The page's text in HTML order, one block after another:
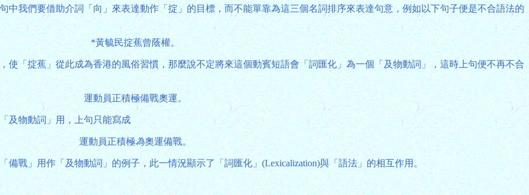
中我們要借助介詞「向」來表達動作「掟」的目標，而不能單靠為這三個名詞排序來表達句意，例如以下句子便是不合語法的
*黃毓民掟蕉曾蔭權。
使「掟蕉」從此成為香港的風俗習慣，那麼說不定將來這個動賓短語會「詞匯化」為一個「及物動詞」，這時上句便不再不合
運動員正積極備戰奧運。
及物動詞」用，上句只能寫成
運動員正積極為奧運備戰。
戰」用作「及物動詞」的例子，此一情況顯示了「詞匯化」(Lexicalization)與「語法」的相互作用。